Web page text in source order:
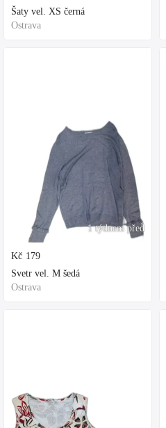
Šaty vel. XS černá
Ostrava
1 týdnem před
Kč 179
Svetr vel. M šedá
Ostrava